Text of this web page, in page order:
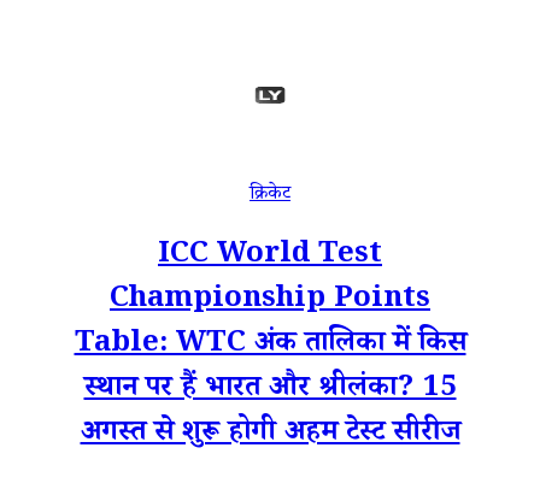
क्रिकेट
ICC World Test
Championship Points
Table: WTC अंक तालिका में किस
स्थान पर हैं भारत और श्रीलंका? 15
अगस्त से शुरू होगी अहम टेस्ट सीरीज